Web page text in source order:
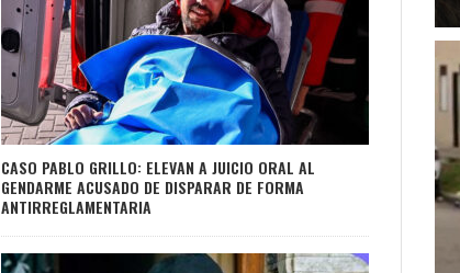
CASO PABLO GRILLO: ELEVAN A JUICIO ORAL AL
GENDARME ACUSADO DE DISPARAR DE FORMA
ANTIRREGLAMENTARIA